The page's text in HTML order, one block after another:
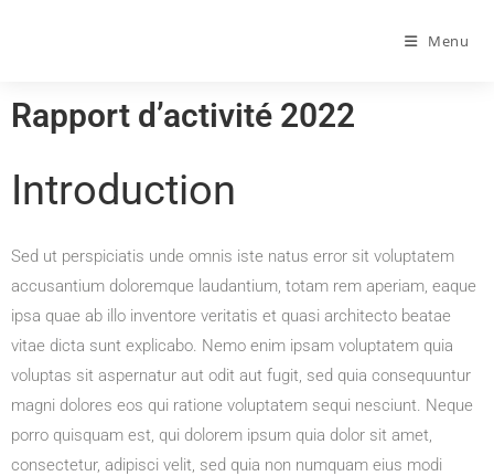
Menu
Rapport d’activité 2022
Introduction
Sed ut perspiciatis unde omnis iste natus error sit voluptatem
accusantium doloremque laudantium, totam rem aperiam, eaque
ipsa quae ab illo inventore veritatis et quasi architecto beatae
vitae dicta sunt explicabo. Nemo enim ipsam voluptatem quia
voluptas sit aspernatur aut odit aut fugit, sed quia consequuntur
magni dolores eos qui ratione voluptatem sequi nesciunt. Neque
porro quisquam est, qui dolorem ipsum quia dolor sit amet,
consectetur, adipisci velit, sed quia non numquam eius modi